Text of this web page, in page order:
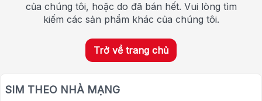
của chúng tôi, hoặc do đã bán hết. Vui lòng tìm
kiếm các sản phẩm khác của chúng tôi.
Trở về trang chủ
SIM THEO NHÀ MẠNG